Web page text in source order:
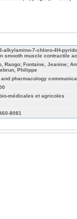
alkylamino-7-chloro-4H-
smooth muscle contractile
Raogo; Fontaine, Jeanine;
Philippe
pharmacology
médicales et agricoles
8081